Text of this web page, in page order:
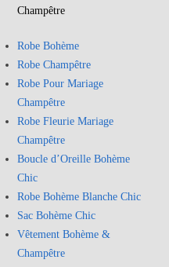
Champêtre
Robe Bohème
Robe Champêtre
Robe Pour Mariage
Champêtre
Robe Fleurie Mariage
Champêtre
Boucle d’Oreille Bohème
Chic
Robe Bohème Blanche Chic
Sac Bohème Chic
Vêtement Bohème &
Champêtre